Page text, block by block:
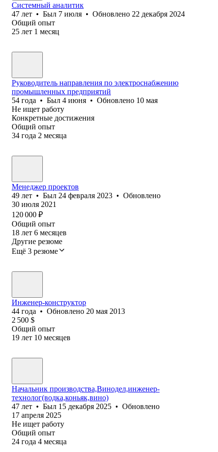
Системный аналитик
47 лет • Был 7 июля • Обновлено 22 декабря 2024
Общий опыт
25 лет 1 месяц
Руководитель направления по электроснабжению
промышленных предприятий
54 года • Был 4 июня • Обновлено 10 мая
Не ищет работу
Конкретные достижения
Общий опыт
34 года 2 месяца
Менеджер проектов
49 лет • Был 24 февраля 2023 • Обновлено
30 июля 2021
120 000 ₽
Общий опыт
18 лет 6 месяцев
Другие резюме
Ещё 3 резюме
Инженер-конструктор
44 года • Обновлено 20 мая 2013
2 500 $
Общий опыт
19 лет 10 месяцев
Начальник производства,Винодел,инженер-
технолог(водка,коньяк,вино)
47 лет • Был 15 декабря 2025 • Обновлено
17 апреля 2025
Не ищет работу
Общий опыт
24 года 4 месяца